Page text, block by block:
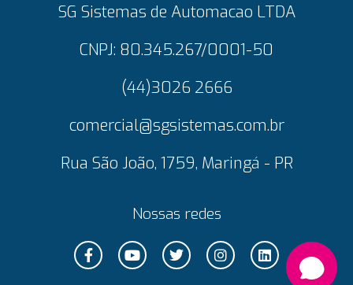
SG Sistemas de Automacao LTDA
CNPJ: 80.345.267/0001-50
(44)3026 2666
comercial@sgsistemas.com.br
Rua São João, 1759, Maringá - PR
Nossas redes